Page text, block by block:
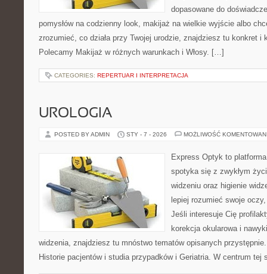
dopasowane do
pomysłów na codzienny look, makijaż na wielkie wyjście albo
zrozumieć, co działa przy Twojej urodzie, znajdziesz tu konkret i
Polecamy Makijaż w różnych warunkach i Włosy. […]
CATEGORIES: REPERTUAR I INTERPRETACJA
UROLOGIA
POSTED BY ADMIN STY - 7 - 2026 MOŻLIWOŚĆ
Express Optyk to
spotyka się z zwykłym
widzeniu oraz higienie
lepiej rozumieć swoje
Jeśli interesuje Cię
korekcja okularowa i
widzenia, znajdziesz tu mnóstwo tematów opisanych
Historie pacjentów i studia przypadków i Geriatria. W centrum